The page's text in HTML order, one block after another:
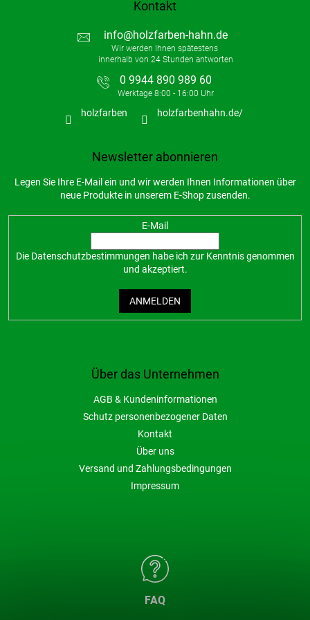
Über das Unternehmen
AGB & Kundeninformationen
Schutz personenbezogener Daten
Kontakt
Über uns
Versand und Zahlungsbedingungen
Impressum
FAQ
Kontakt
info@holzfarben-hahn.de
0 9944 890 989 60
holzfarben holzfarbenhahn.de/
Newsletter abonnieren
Legen Sie Ihre E-Mail ein und wir werden Ihnen Informationen über
neue Produkte in unserem E-Shop zusenden.
E-Mail
Die Datenschutzbestimmungen habe ich zur Kenntnis genommen
und akzeptiert.
ANMELDEN